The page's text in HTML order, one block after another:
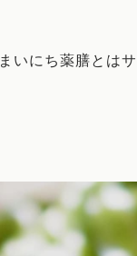
まいにち薬膳とは